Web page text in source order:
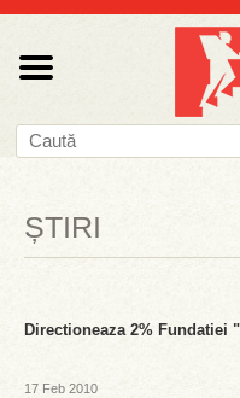
ȘTIRI
Directioneaza 2% Fundatiei
17 Feb 2010